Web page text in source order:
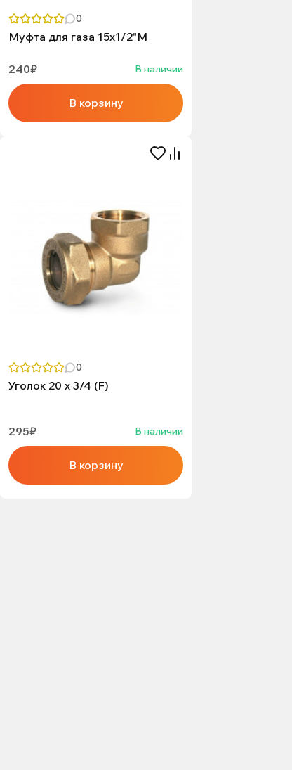
0
Муфта для газа 15х1/2"M
240₽ В наличии
В корзину
0
Уголок 20 х 3/4 (F)
295₽ В наличии
В корзину